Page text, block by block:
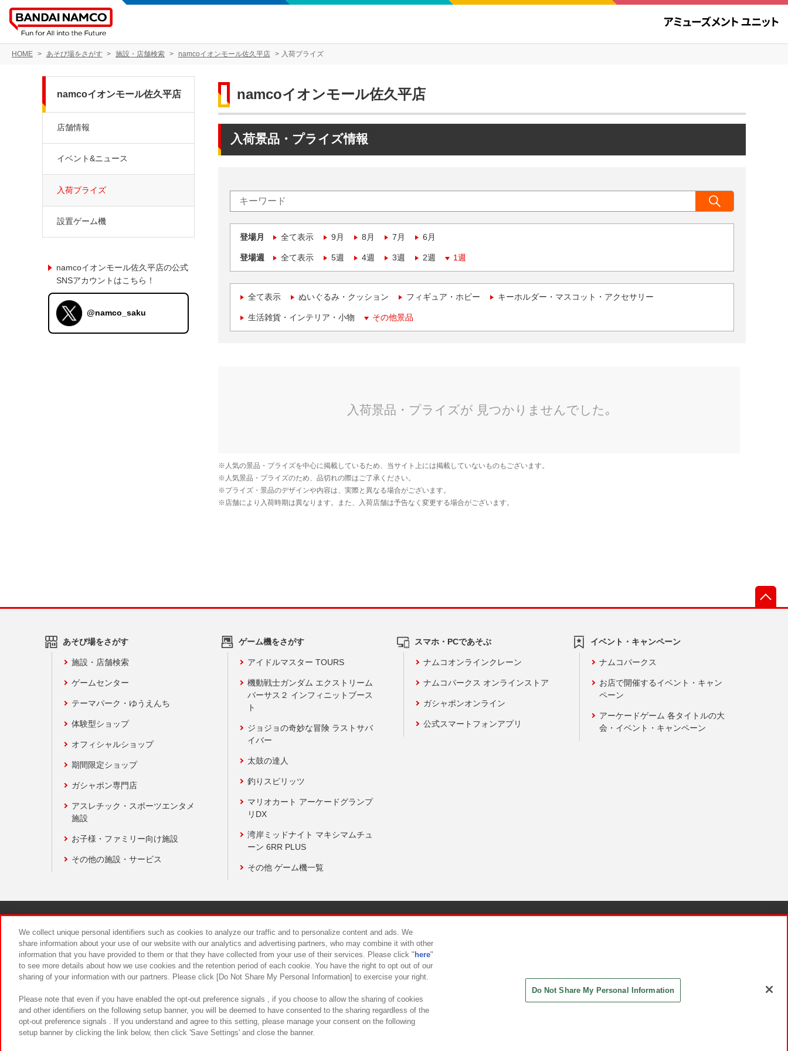
HOME あそび場をさがす 施設・店舗検索 namcoイオンモール佐久平店 入荷プライズ
namcoイオンモール佐久平店
入荷景品・プライズ情報
登場月 全て表示 9月 8月 7月 6月
登場週 全て表示 5週 4週 3週 2週 1週
全て表示 ぬいぐるみ・クッション フィギュア・ホビー キーホルダー・マスコット・アクセサリー
生活雑貨・インテリア・小物 その他景品
namcoイオンモール佐久平店
店舗情報
イベント&ニュース
入荷プライズ
設置ゲーム機
namcoイオンモール佐久平店の公式
SNSアカウントはこちら！
@namco_saku
あそび場をさがす
施設・店舗検索
ゲームセンター
テーマパーク・ゆうえんち
体験型ショップ
オフィシャルショップ
期間限定ショップ
ガシャポン専門店
アスレチック・スポーツエンタメ
施設
お子様・ファミリー向け施設
その他の施設・サービス
ゲーム機をさがす
アイドルマスター TOURS
機動戦士ガンダム エクストリーム
バーサス２ インフィニットブース
ト
ジョジョの奇妙な冒険 ラストサバ
イバー
太鼓の達人
釣りスピリッツ
マリオカート アーケードグランプ
リDX
湾岸ミッドナイト マキシマムチュ
ーン 6RR PLUS
その他 ゲーム機一覧
スマホ・PCであそぶ
ナムコオンラインクレーン
ナムコパークス オンラインストア
ガシャポンオンライン
公式スマートフォンアプリ
イベント・キャンペーン
ナムコパークス
お店で開催するイベント・キャン
ペーン
アーケードゲーム 各タイトルの大
会・イベント・キャンペーン
食品のご提供について カスタマーハラスメント対応方針
We collect unique personal identifiers such as cookies to analyze our traffic and to personalize content and ads. We
share information about your use of our website with our analytics and advertising partners, who may combine it with other
information that you have provided to them or that they have collected from your use of their services. Please click " here"
to see more details about how we use cookies and the retention period of each cookie. You have the right to opt out of our
sharing of your information with our partners. Please click [Do Not Share My Personal Information] to exercise your right.
Please note that even if you have enabled the opt-out preference signals , if you choose to allow the sharing of cookies
and other identifiers on the following setup banner, you will be deemed to have consented to the sharing regardless of the
opt-out preference signals . If you understand and agree to this setting, please manage your consent on the following
setup banner by clicking the link below, then click 'Save Settings' and close the banner.
Do Not Share My Personal Information